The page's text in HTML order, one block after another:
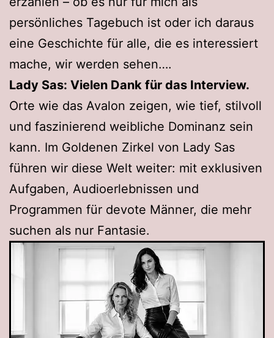
persönliches Tagebuch ist oder ich daraus
eine Geschichte für alle, die es interessiert
mache, wir werden sehen….
Lady Sas: Vielen Dank für das Interview.
Orte wie das Avalon zeigen, wie tief, stilvoll
und faszinierend weibliche Dominanz sein
kann. Im Goldenen Zirkel von Lady Sas
führen wir diese Welt weiter: mit exklusiven
Aufgaben, Audioerlebnissen und
Programmen für devote Männer, die mehr
suchen als nur Fantasie.